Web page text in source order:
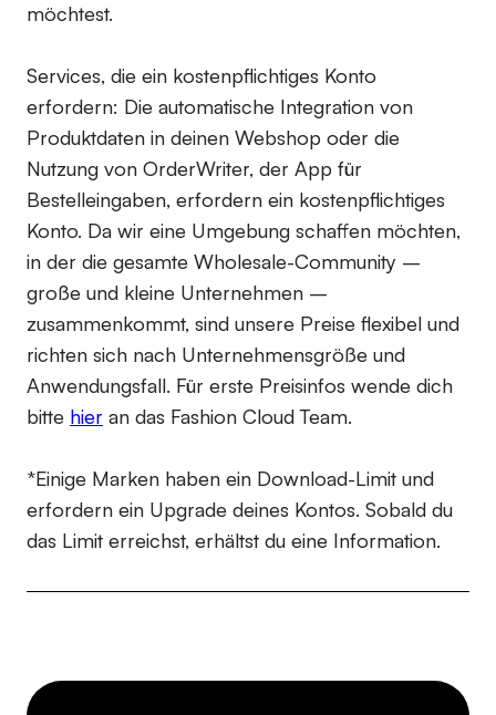
möchtest.
Services, die ein kostenpflichtiges Konto
erfordern: Die automatische Integration von
Produktdaten in deinen Webshop oder die
Nutzung von OrderWriter, der App für
Bestelleingaben, erfordern ein kostenpflichtiges
Konto. Da wir eine Umgebung schaffen möchten,
in der die gesamte Wholesale-Community –
große und kleine Unternehmen –
zusammenkommt, sind unsere Preise flexibel und
richten sich nach Unternehmensgröße und
Anwendungsfall. Für erste Preisinfos wende dich
bitte hier an das Fashion Cloud Team.
*Einige Marken haben ein Download-Limit und
erfordern ein Upgrade deines Kontos. Sobald du
das Limit erreichst, erhältst du eine Information.